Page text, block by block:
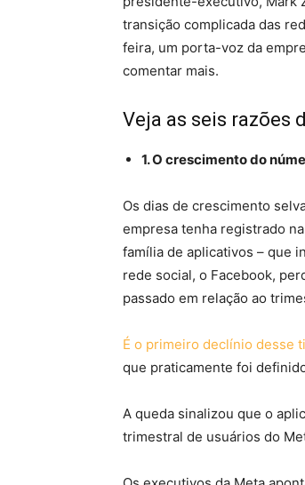
transição complicada das
feira, um porta-voz da
comentar mais.
Veja as seis razões
1. O crescimento do
Os dias de crescimento
empresa tenha registrado
família de aplicativos – que
rede social, o Facebook,
passado em relação ao
É o primeiro declínio desse
que praticamente foi
A queda sinalizou que o
trimestral de usuários do